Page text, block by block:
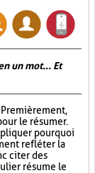
un mot... Et
le résumer.
pourquoi
refléter la
citer des
résume le